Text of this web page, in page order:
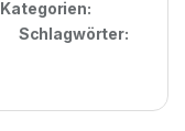
Kategorien:
Schlagwörter: